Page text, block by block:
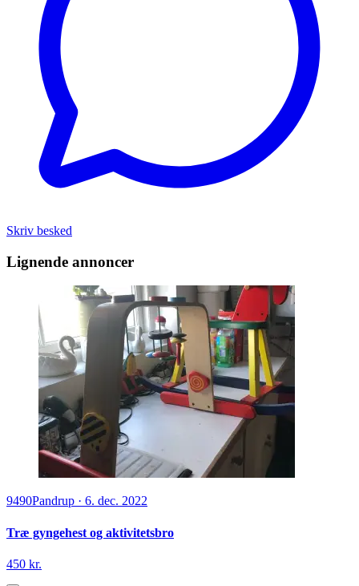
Skriv besked
Lignende annoncer
9490Pandrup · 6. dec. 2022
Træ gyngehest og aktivitetsbro
450 kr.